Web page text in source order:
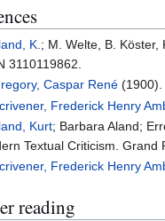
K. ; M. Welte, B. Köster,
3110119862.
Caspar René (1900).
Frederick Henry
Kurt; Barbara Aland;
Textual Criticism. Grand
Frederick Henry
reading